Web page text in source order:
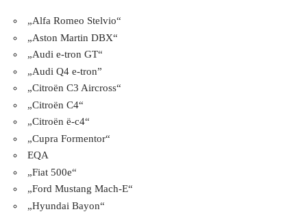
„Alfa Romeo Stelvio“
„Aston Martin DBX“
„Audi e-tron GT“
„Audi Q4 e-tron”
„Citroën C3 Aircross“
„Citroën C4“
„Citroën ë-c4“
„Cupra Formentor“
EQA
„Fiat 500e“
„Ford Mustang Mach-E“
„Hyundai Bayon“